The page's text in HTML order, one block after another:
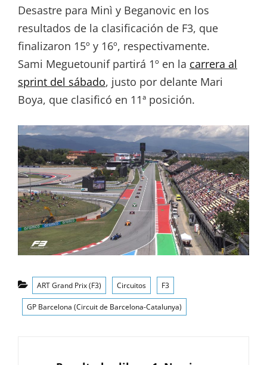
Desastre para Minì y Beganovic en los
resultados de la clasificación de F3, que
finalizaron 15º y 16º, respectivamente.
Sami Meguetounif partirá 1º en la carrera al
sprint del sábado, justo por delante Mari
Boya, que clasificó en 11ª posición.
Categorías
ART Grand Prix (F3) Circuitos F3
GP Barcelona (Circuit de Barcelona-Catalunya)
ANTERIOR